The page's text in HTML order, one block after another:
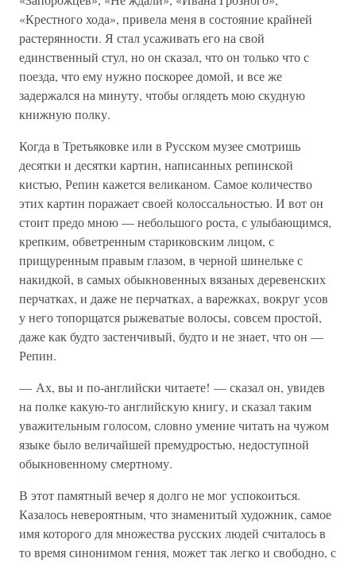
«Крестного хода», привела меня в состояние крайней
растерянности. Я стал усаживать его на свой
единственный стул, но он сказал, что он только что с
поезда, что ему нужно поскорее домой, и все же
задержался на минуту, чтобы оглядеть мою скудную
книжную полку.
Когда в Третьяковке или в Русском музее смотришь
десятки и десятки картин, написанных репинской
кистью, Репин кажется великаном. Самое количество
этих картин поражает своей колоссальностью. И вот он
стоит предо мною — небольшого роста, с улыбающимся,
крепким, обветренным стариковским лицом, с
прищуренным правым глазом, в черной шинельке с
накидкой, в самых обыкновенных вязаных деревенских
перчатках, и даже не перчатках, а варежках, вокруг усов
у него топорщатся рыжеватые волосы, совсем простой,
даже как будто застенчивый, будто и не знает, что он —
Репин.
— Ах, вы и по-английски читаете! — сказал он, увидев
на полке какую-то английскую книгу, и сказал таким
уважительным голосом, словно умение читать на чужом
языке было величайшей премудростью, недоступной
обыкновенному смертному.
В этот памятный вечер я долго не мог успокоиться.
Казалось невероятным, что знаменитый художник, самое
имя которого для множества русских людей считалось в
то время синонимом гения, может так легко и свободно, с